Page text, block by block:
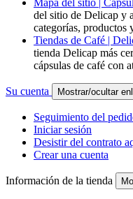
Mapa del sitio |
del sitio de Delicap y
categorías, productos
Tiendas de Café |
tienda Delicap más
cápsulas de café con
Su cuenta Mostrar/ocultar
Seguimiento del
Iniciar sesión
Desistir del contrato
Crear una cuenta
Información de la tienda